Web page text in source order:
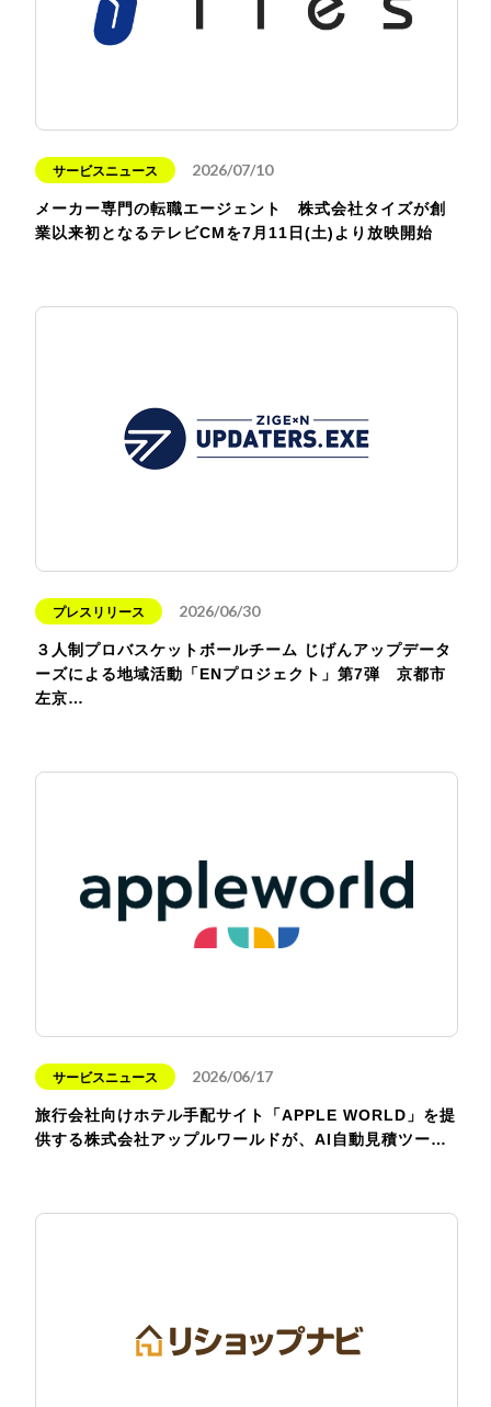
サービスニュース 2026/07/10
メーカー専門の転職エージェント 株式会社タイズが創
業以来初となるテレビCMを7月11日(土)より放映開始
プレスリリース 2026/06/30
３人制プロバスケットボールチーム じげんアップデータ
ーズによる地域活動「ENプロジェクト」第7弾 京都市
左京…
サービスニュース 2026/06/17
旅行会社向けホテル手配サイト「APPLE WORLD」を提
供する株式会社アップルワールドが、AI自動見積ツー…